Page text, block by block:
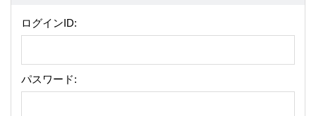
ログインID:
パスワード: